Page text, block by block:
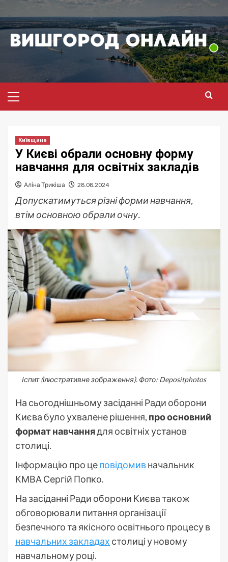
до
вмісту
меню
Київщина
У Києві обрали основну форму
навчання для освітніх закладів
Аліна Трикіша 28.08.2024
Допускатимуться різні форми навчання,
втім основною обрали очну.
Іспит (ілюстративне зображення). Фото: Depositphotos
На сьогоднішньому засіданні Ради оборони
Києва було ухвалене рішення, про основний
формат навчаннядля освітніх установ
столиці.
Інформацію про цеповідомивначальник
КМВА Сергій Попко.
На засіданні Ради оборони Києва також
обговорювали питання організації
безпечного та якісного освітнього процесу в
навчальних закладах столиці у новому
навчальному році.